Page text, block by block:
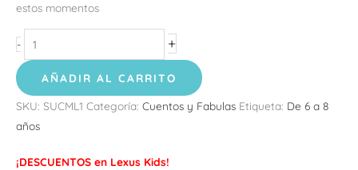
estos momentos
- +
AÑADIR AL CARRITO
SKU: SUCML1 Categoría: Cuentos y Fabulas Etiqueta: De 6 a 8
años
¡DESCUENTOS en Lexus Kids!